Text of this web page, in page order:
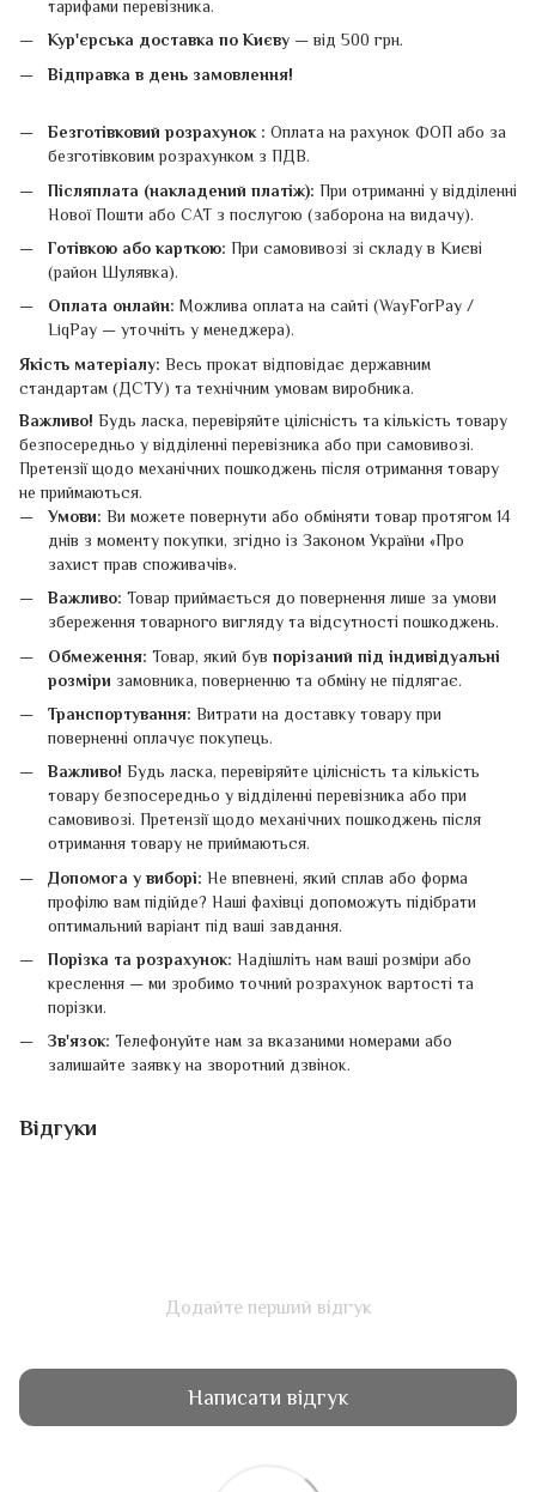
тарифами перевізника.
Кур'єрська доставка по Києву — від 500 грн.
Відправка в день замовлення!
Безготівковий розрахунок : Оплата на рахунок ФОП або за
безготівковим розрахунком з ПДВ.
Післяплата (накладений платіж): При отриманні у відділенні
Нової Пошти або САТ з послугою (заборона на видачу).
Готівкою або карткою: При самовивозі зі складу в Києві
(район Шулявка).
Оплата онлайн: Можлива оплата на сайті (WayForPay /
LiqPay — уточніть у менеджера).
Якість матеріалу: Весь прокат відповідає державним
стандартам (ДСТУ) та технічним умовам виробника.
Важливо! Будь ласка, перевіряйте цілісність та кількість товару
безпосередньо у відділенні перевізника або при самовивозі.
Претензії щодо механічних пошкоджень після отримання товару
не приймаються.
Умови: Ви можете повернути або обміняти товар протягом 14
днів з моменту покупки, згідно із Законом України «Про
захист прав споживачів».
Важливо: Товар приймається до повернення лише за умови
збереження товарного вигляду та відсутності пошкоджень.
Обмеження: Товар, який був порізаний під індивідуальні
розміри замовника, поверненню та обміну не підлягає.
Транспортування: Витрати на доставку товару при
поверненні оплачує покупець.
Важливо! Будь ласка, перевіряйте цілісність та кількість
товару безпосередньо у відділенні перевізника або при
самовивозі. Претензії щодо механічних пошкоджень після
отримання товару не приймаються.
Допомога у виборі: Не впевнені, який сплав або форма
профілю вам підійде? Наші фахівці допоможуть підібрати
оптимальний варіант під ваші завдання.
Порізка та розрахунок: Надішліть нам ваші розміри або
креслення — ми зробимо точний розрахунок вартості та
порізки.
Зв'язок: Телефонуйте нам за вказаними номерами або
залишайте заявку на зворотний дзвінок.
Відгуки
Додайте перший відгук
Написати відгук